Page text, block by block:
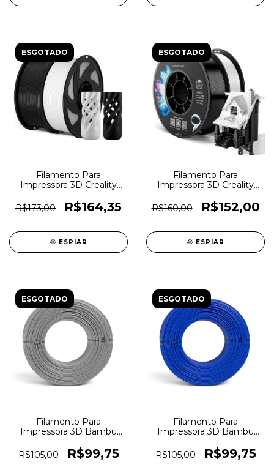
ESGOTADO
Filamento Para
Impressora 3D Creality
- 7373
R$173,00 R$164,35
ESPIAR
ESGOTADO
Filamento Para
Impressora 3D Creality
Branco - 7585
R$160,00 R$152,00
ESPIAR
ESGOTADO
Filamento Para
Impressora 3D Bambu
Cinza (Sem Carretel) -
7298
R$105,00 R$99,75
ESGOTADO
Filamento Para
Impressora 3D Bambu
(Sem Carretel) - 7297
R$105,00 R$99,75